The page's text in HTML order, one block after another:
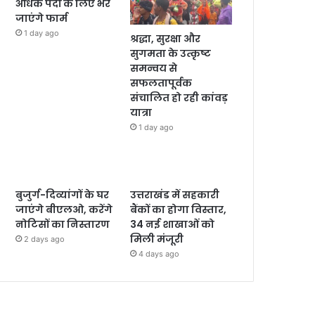
अधिक पदों के लिए भरे
जाएंगे फार्म
1 day ago
श्रद्धा, सुरक्षा और
सुगमता के उत्कृष्ट
समन्वय से
सफलतापूर्वक
संचालित हो रही कांवड़
यात्रा
1 day ago
बुजुर्ग-दिव्यांगों के घर
जाएंगे बीएलओ, करेंगे
नोटिसों का निस्तारण
2 days ago
उत्तराखंड में सहकारी
बैंकों का होगा विस्तार,
34 नई शाखाओं को
मिली मंजूरी
4 days ago